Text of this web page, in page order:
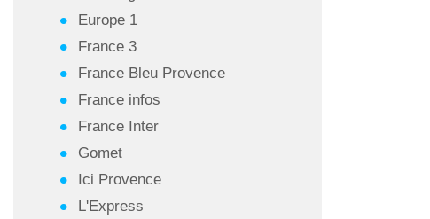
Europe 1
France 3
France Bleu Provence
France infos
France Inter
Gomet
Ici Provence
L'Express